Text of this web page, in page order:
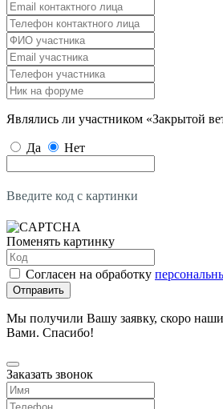
Являлись ли участником «Закрытой
Да Нет
Введите код с картинки
Поменять картинку
Согласен на обработку
Отправить
Мы получили Вашу заявку, скоро
Вами. Спасибо!
Заказать звонок